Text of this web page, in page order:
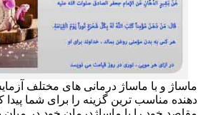
ماساژ و با ماساژ درمانی های مختلف
دهنده مناسب ترین گزینه را برای شما پیدا